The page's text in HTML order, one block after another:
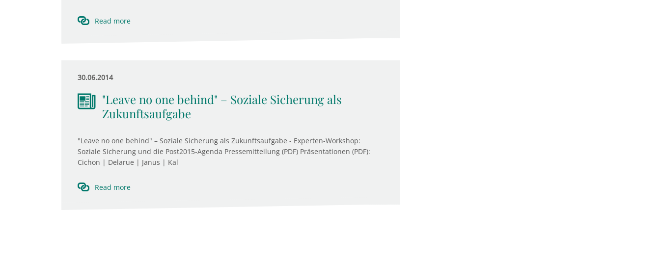
Read more
30.06.2014
"Leave no one behind" – Soziale Sicherung als
Zukunftsaufgabe
"Leave no one behind" – Soziale Sicherung als Zukunftsaufgabe - Experten-Workshop:
Soziale Sicherung und die Post2015-Agenda Pressemitteilung (PDF) Präsentationen (PDF):
Cichon | Delarue | Janus | Kal
Read more